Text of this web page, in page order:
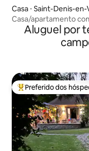
Casa ⋅ Saint-Denis-en-
Casa/apartamento
Aluguel por
Entre os melhores
Preferido dos